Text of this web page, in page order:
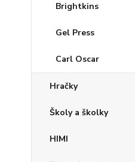
Brightkins
Gel Press
Carl Oscar
Hračky
Školy a školky
HIMI